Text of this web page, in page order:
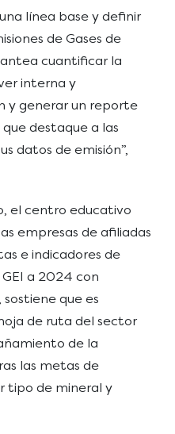
línea base y definir
de Gases de
cuantificar la
interna y
y generar un reporte
destaque a las
datos de emisión”,
el centro educativo
empresas de afiliadas
e indicadores de
a 2024 con
que es
de ruta del sector
de la
las metas de
tipo de mineral y